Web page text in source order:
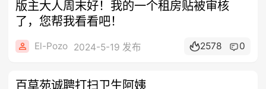
版主大人周末好！我的一个租房贴被审核
了，您帮我看看吧！
El-Pozo 2024-5-19 发布 2578 0
百草苑诚聘打扫卫生阿姨